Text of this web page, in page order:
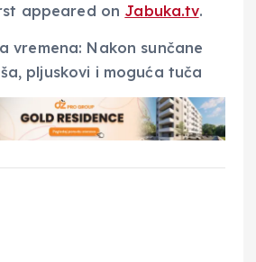
appeared on Jabuka.tv.